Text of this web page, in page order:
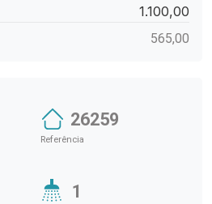
1.100,00
565,00
26259
Referência
1